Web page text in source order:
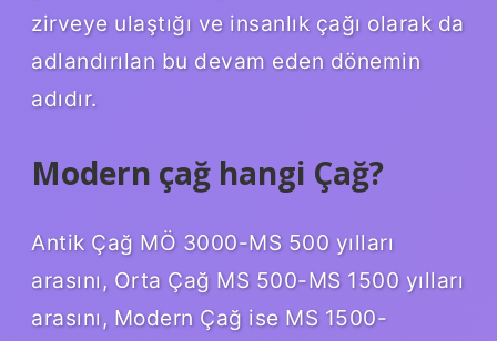
zirveye ulaştığı ve insanlık çağı olarak da
adlandırılan bu devam eden dönemin
adıdır.
Modern çağ hangi Çağ?
Antik Çağ MÖ 3000-MS 500 yılları
arasını, Orta Çağ MS 500-MS 1500 yılları
arasını, Modern Çağ ise MS 1500-